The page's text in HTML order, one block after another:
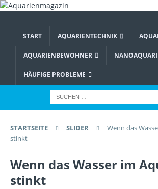
START AQUARIENTECHNIK
AQUARIENBEWOHNER
HÄUFIGE PROBLEME
STARTSEITE SLIDER
Wenn das
stinkt
Wenn das Wasser im
stinkt